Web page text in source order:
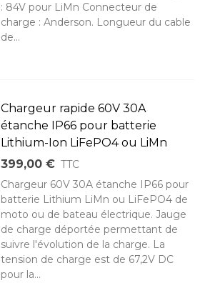
: 84V pour LiMn Connecteur de
charge : Anderson. Longueur du cable
de...
Chargeur rapide 60V 30A
étanche IP66 pour batterie
Lithium-Ion LiFePO4 ou LiMn
399,00 € TTC
Chargeur 60V 30A étanche IP66 pour
batterie Lithium LiMn ou LiFePO4 de
moto ou de bateau électrique. Jauge
de charge déportée permettant de
suivre l'évolution de la charge. La
tension de charge est de 67,2V DC
pour la...